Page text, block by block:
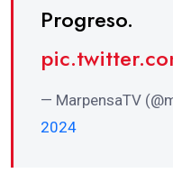
Progreso.
— MarpensaTV
2024